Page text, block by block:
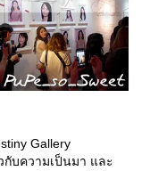
Gallery
กับความเป็นมา และ